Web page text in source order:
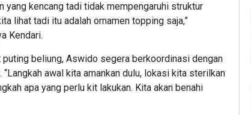
yang kencang tadi tidak mempengaruhi struktur
lihat tadi itu adalah ornamen topping saja,”
Kendari.
puting beliung, Aswido segera berkoordinasi dengan
awal kita amankan dulu, lokasi kita sterilkan
apa yang perlu kit lakukan. Kita akan benahi